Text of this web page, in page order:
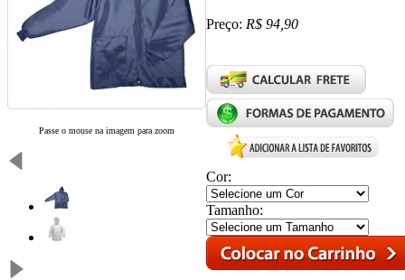
Passe o mouse na imagem para zoom
Preço: R$ 94,90
Cor:
Tamanho: